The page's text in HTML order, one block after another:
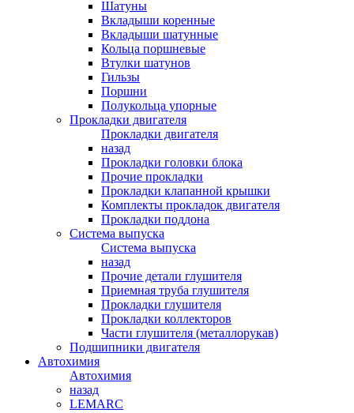
Шатуны
Вкладыши коренные
Вкладыши шатунные
Кольца поршневые
Втулки шатунов
Гильзы
Поршни
Полукольца упорные
Прокладки двигателя
Прокладки двигателя
назад
Прокладки головки блока
Прочие прокладки
Прокладки клапанной крышки
Комплекты прокладок двигателя
Прокладки поддона
Система выпуска
Система выпуска
назад
Прочие детали глушителя
Приемная труба глушителя
Прокладки глушителя
Прокладки коллекторов
Части глушителя (металлорукав)
Подшипники двигателя
Автохимия
Автохимия
назад
LEMARC